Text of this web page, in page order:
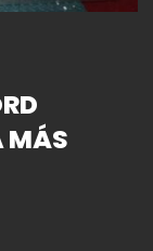
MÁS